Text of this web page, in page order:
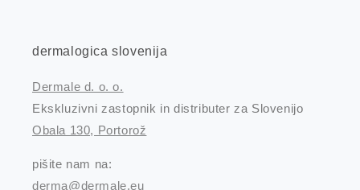
dermalogica slovenija
Dermale d. o. o.
Ekskluzivni zastopnik in distributer za Slovenijo
Obala 130, Portorož
pišite nam na:
derma@dermale.eu